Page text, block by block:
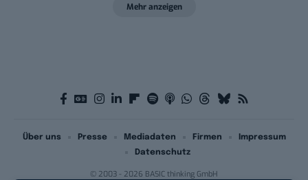
Mehr anzeigen
© 2003 - 2026 BASIC thinking GmbH
Über uns Presse Mediadaten Firmen
Impressum
Datenschutz